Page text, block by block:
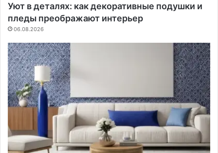
Уют в деталях: как декоративные подушки и
пледы преображают интерьер
06.08.2026